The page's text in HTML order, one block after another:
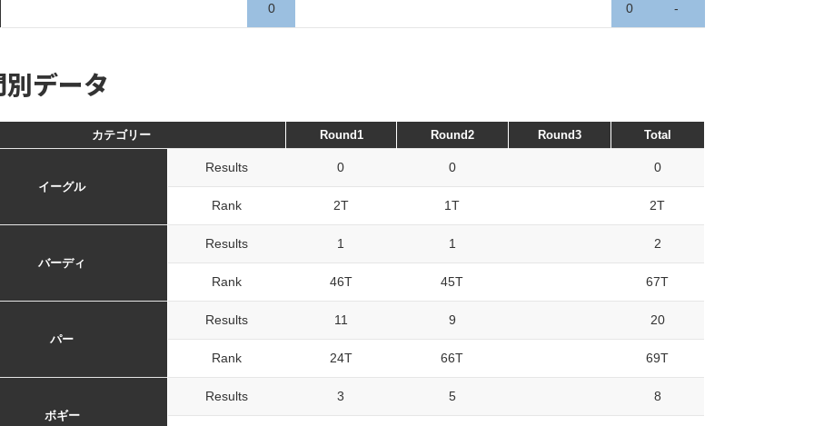
0 0 -
データ
カテゴリー Round1 Round2 Round3 Total
イーグル
Results 0 0 0
Rank 2T 1T 2T
バーディ
Results 1 1 2
Rank 46T 45T 67T
パー
Results 11 9 20
Rank 24T 66T 69T
ボギー
Results 3 5 8